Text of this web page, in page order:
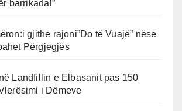
barrikada!”
gjithe rajoni”Do të Vuajë” nëse
Përgjegjës
Landfillin e Elbasanit pas 150
i Dëmeve